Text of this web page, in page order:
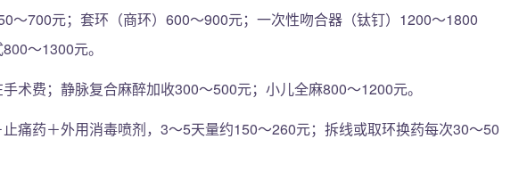
～700元；套环（商环）600～900元；一次性吻合器（钛钉）1200～1800
～1300元。
术费；静脉复合麻醉加收300～500元；小儿全麻800～1200元。
痛药＋外用消毒喷剂，3～5天量约150～260元；拆线或取环换药每次30～50